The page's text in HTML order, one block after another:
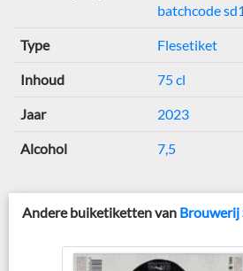
batchcode
Type Flesetiket
Inhoud 75 cl
Jaar 2023
Alcohol 7,5
Andere buiketiketten van Brouwerij